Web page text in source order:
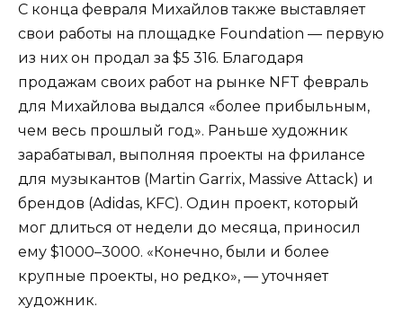
С конца февраля Михайлов также выставляет
свои работы на площадке Foundation — первую
из них он продал за $5 316. Благодаря
продажам своих работ на рынке NFT февраль
для Михайлова выдался «более прибыльным,
чем весь прошлый год». Раньше художник
зарабатывал, выполняя проекты на фрилансе
для музыкантов (Martin Garrix, Massive Attack) и
брендов (Adidas, KFC). Один проект, который
мог длиться от недели до месяца, приносил
ему $1000–3000. «Конечно, были и более
крупные проекты, но редко», — уточняет
художник.